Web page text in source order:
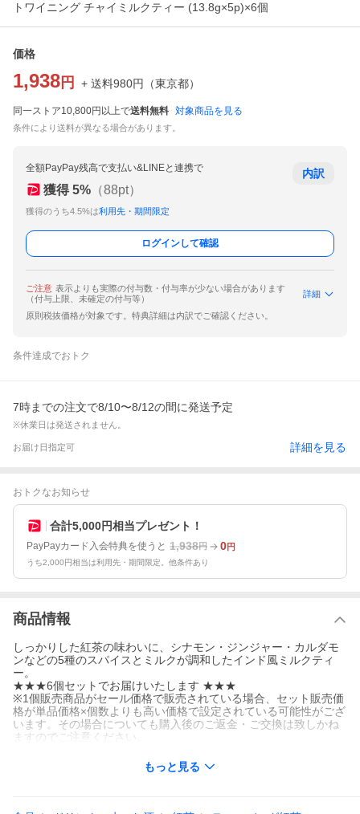
トワイニング チャイミルクティー (13.8g×5p)×6個
価格
1,938 円 + 送料980円 （東京都）
同一ストア10,800円以上で送料無料 対象商品を見る
条件により送料が異なる場合があります。
全額PayPay残高で支払い&LINEと連携で
獲得 5% （88pt）
獲得のうち4.5%は利用先・期間限定
内訳
ログインして確認
ご注意 表示よりも実際の付与数・付与率が少ない場合があります
（付与上限、未確定の付与等）
詳細
原則税抜価格が対象です。特典詳細は内訳でご確認ください。
条件達成でおトク
7時までの注文で8/10〜8/12の間に発送予定
※休業日は発送されません。
お届け日指定可 詳細を見る
おトクなお知らせ
合計5,000円相当プレゼント！
PayPayカード入会特典を使うと 1,938円 0円
うち2,000円相当は利用先・期間限定。他条件あり
商品情報
しっかりした紅茶の味わいに、シナモン・ジンジャー・カルダモ
ンなどの5種のスパイスとミルクが調和したインド風ミルクティ
ー。
★★★6個セットでお届けいたします ★★★
※1個販売商品がセール価格で販売されている場合、セット販売価
格が単品価格×個数よりも高い価格で設定されている可能性がござ
います。その場合についても購入後のご返金・ご交換は致しかね
ますのでご注意ください。
もっと見る